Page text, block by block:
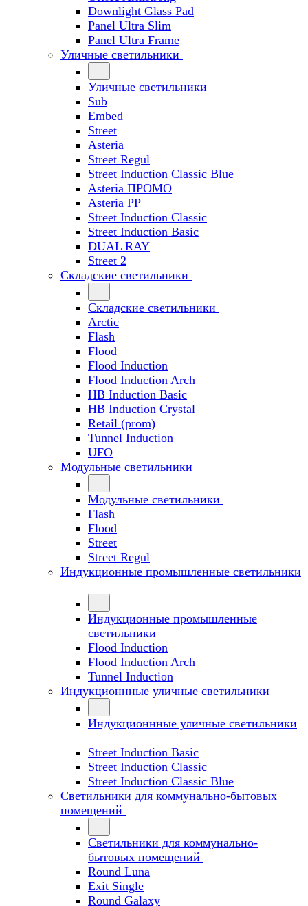
Downlight Glass Pad
Panel Ultra Slim
Panel Ultra Frame
Уличные светильники
Уличные светильники
Sub
Embed
Street
Asteria
Street Regul
Street Induction Classic Blue
Asteria ПРОМО
Asteria PP
Street Induction Classic
Street Induction Basic
DUAL RAY
Street 2
Складские светильники
Складские светильники
Arctic
Flash
Flood
Flood Induction
Flood Induction Arch
HB Induction Basic
HB Induction Crystal
Retail (prom)
Tunnel Induction
UFO
Модульные светильники
Модульные светильники
Flash
Flood
Street
Street Regul
Индукционные промышленные светильники
Индукционные промышленные
светильники
Flood Induction
Flood Induction Arch
Tunnel Induction
Индукционнные уличные светильники
Индукционнные уличные светильники
Street Induction Basic
Street Induction Classic
Street Induction Classic Blue
Светильники для коммунально-бытовых
помещений
Светильники для коммунально-
бытовых помещений
Round Luna
Exit Single
Round Galaxy